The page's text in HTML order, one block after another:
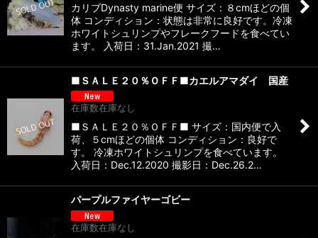
カリブDynasty marine便 サイズ：８cmほどの個
体 コンディション：状態は非常に良好です。冷凍
ホワイトシュリンプやフレークフードを食べてい
ます。 入荷日：31.Jan.2021 撮…
■ＳＡＬＥ２０％ＯＦＦ■カエルアマダイ 国産
在庫数在庫なし
■ＳＡＬＥ２０％ＯＦＦ■ サイズ：国内便で入
荷、５cmほどの個体 コンディション：良好で
す。 冷凍ホワイトシュリンプを食べています。
入荷日：Dec.12.2020 撮影日：Dec.26.2…
パープルファイヤーゴビー
在庫数在庫なし